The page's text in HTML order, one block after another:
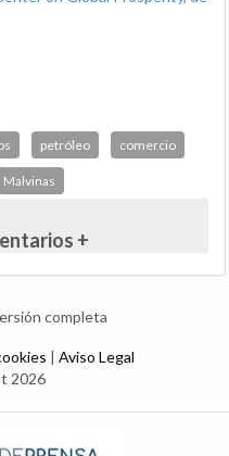
petróleo comercio
Malvinas
+
completa
| Aviso Legal
2026